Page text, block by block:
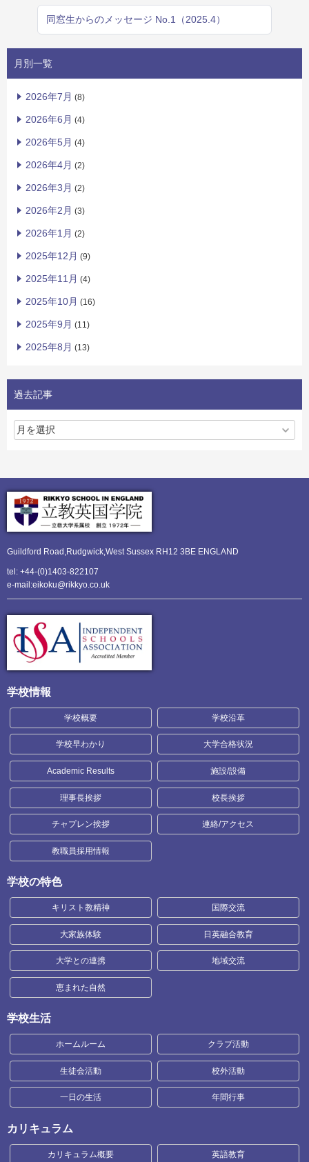
同窓生からのメッセージ No.1（2025.4）
月別一覧
2026年7月 (8)
2026年6月 (4)
2026年5月 (4)
2026年4月 (2)
2026年3月 (2)
2026年2月 (3)
2026年1月 (2)
2025年12月 (9)
2025年11月 (4)
2025年10月 (16)
2025年9月 (11)
2025年8月 (13)
過去記事
Guildford Road,Rudgwick,West Sussex RH12 3BE ENGLAND
tel: +44-(0)1403-822107
e-mail:eikoku@rikkyo.co.uk
学校情報
学校概要 学校沿革
学校早わかり 大学合格状況
Academic Results 施設/設備
理事長挨拶 校長挨拶
チャプレン挨拶 連絡/アクセス
教職員採用情報
学校の特色
キリスト教精神 国際交流
大家族体験 日英融合教育
大学との連携 地域交流
恵まれた自然
学校生活
ホームルーム クラブ活動
生徒会活動 校外活動
一日の生活 年間行事
カリキュラム
カリキュラム概要 英語教育